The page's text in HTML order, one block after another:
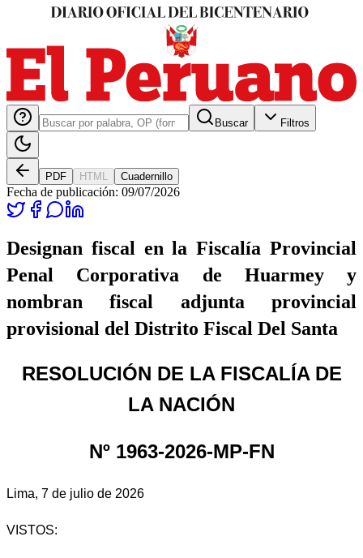
Buscar Filtros
PDF HTML Cuadernillo
Fecha de publicación: 09/07/2026
Designan fiscal en la Fiscalía Provincial
Penal Corporativa de Huarmey y
nombran fiscal adjunta provincial
provisional del Distrito Fiscal Del Santa
RESOLUCIÓN DE LA FISCALÍA DE
LA NACIÓN
Nº 1963-2026-MP-FN
Lima, 7 de julio de 2026
VISTOS: